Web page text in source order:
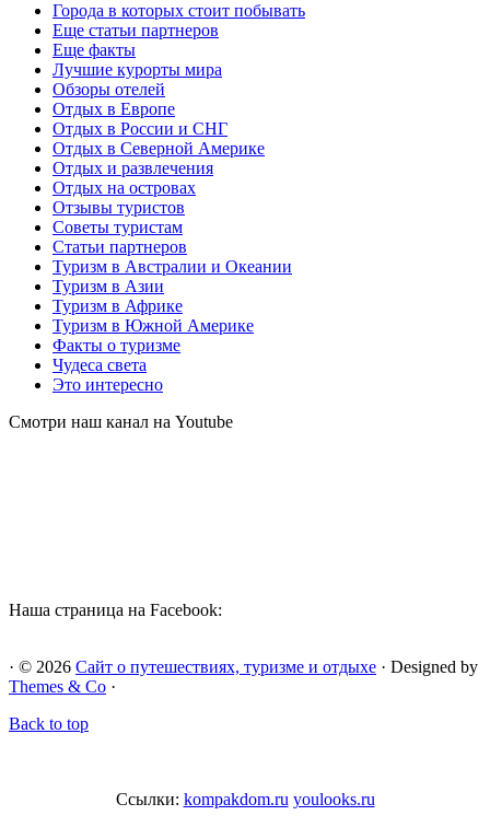
Города в которых стоит побывать
Еще статьи партнеров
Еще факты
Лучшие курорты мира
Обзоры отелей
Отдых в Европе
Отдых в России и СНГ
Отдых в Северной Америке
Отдых и развлечения
Отдых на островах
Отзывы туристов
Советы туристам
Статьи партнеров
Туризм в Австралии и Океании
Туризм в Азии
Туризм в Африке
Туризм в Южной Америке
Факты о туризме
Чудеса света
Это интересно
Смотри наш канал на Youtube
Наша страница на Facebook:
· © 2026 Сайт о путешествиях, туризме и отдыхе · Designed by
Themes & Co ·
Back to top
Ссылки: kompakdom.ru youlooks.ru